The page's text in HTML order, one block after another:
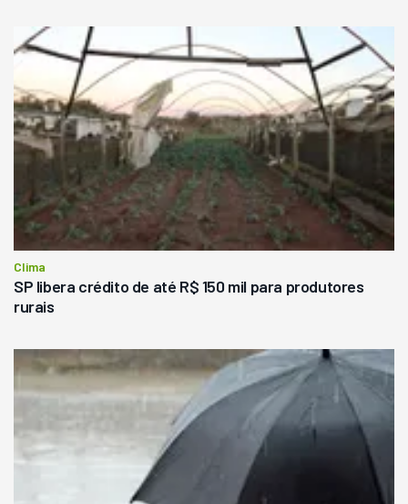
Clima
SP libera crédito de até R$ 150 mil para produtores
rurais